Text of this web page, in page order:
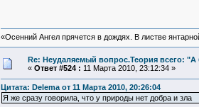
«Осенний Ангел прячется в дождях. В листве
Re: Неудаляемый вопрос.Теория всего:
« Ответ #524 : 11 Марта 2010, 23:12:34 »
Цитата: Delema от 11 Марта 2010, 20:26:04
Я же сразу говорила, что у природы нет добра и зла